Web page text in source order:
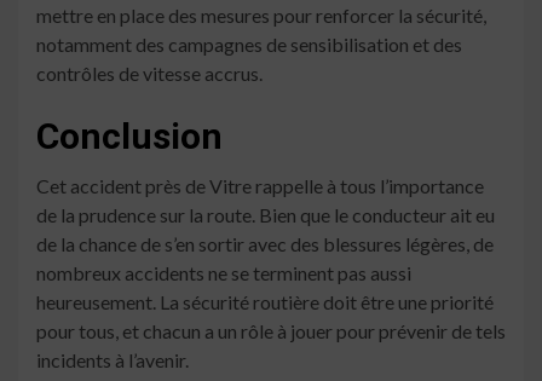
mettre en place des mesures pour renforcer la sécurité,
notamment des campagnes de sensibilisation et des
contrôles de vitesse accrus.
Conclusion
Cet accident près de Vitre rappelle à tous l’importance
de la prudence sur la route. Bien que le conducteur ait eu
de la chance de s’en sortir avec des blessures légères, de
nombreux accidents ne se terminent pas aussi
heureusement. La sécurité routière doit être une priorité
pour tous, et chacun a un rôle à jouer pour prévenir de tels
incidents à l’avenir.